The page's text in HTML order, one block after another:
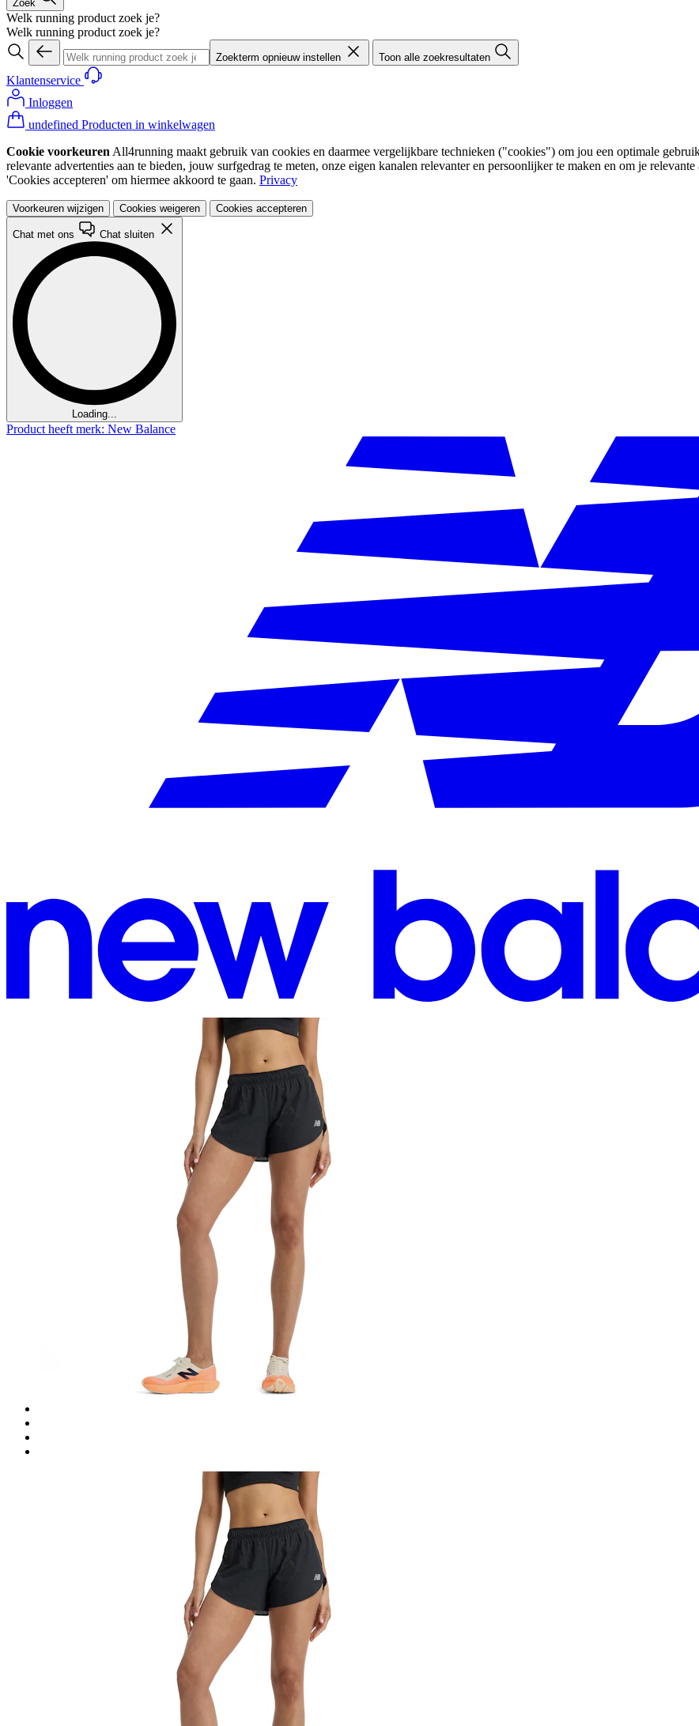
Zoek
Welk running product zoek je?
Welk running product zoek je?
Zoekterm opnieuw instellen Toon alle zoekresultaten
Klantenservice
Inloggen
undefined Producten in winkelwagen
Cookie voorkeuren All4running maakt gebruik van cookies en daarmee vergelijkbare technieken ("cookies") om jou een optimale
relevante advertenties aan te bieden, jouw surfgedrag te meten, onze eigen kanalen relevanter en persoonlijker te maken en om je
'Cookies accepteren' om hiermee akkoord te gaan. Privacy
Voorkeuren wijzigen Cookies weigeren Cookies accepteren
Chat met ons Chat sluiten
Loading...
Product heeft merk: New Balance